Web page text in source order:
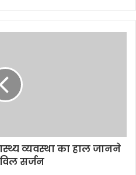
b
s
e
व्यवस्था का हाल जानने
सर्जन